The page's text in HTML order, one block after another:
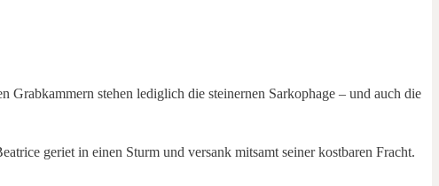
stehen lediglich die steinernen Sarkophage – und auch die
geriet in einen Sturm und versank mitsamt seiner kostbaren Fracht.